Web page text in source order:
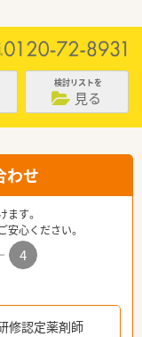
検討リストを
見る
わせ
す。
安心ください。
4
修認定薬剤師